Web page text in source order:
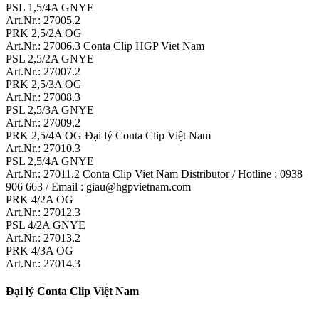
PSL 1,5/4A GNYE
Art.Nr.: 27005.2
PRK 2,5/2A OG
Art.Nr.: 27006.3 Conta Clip HGP Viet Nam
PSL 2,5/2A GNYE
Art.Nr.: 27007.2
PRK 2,5/3A OG
Art.Nr.: 27008.3
PSL 2,5/3A GNYE
Art.Nr.: 27009.2
PRK 2,5/4A OG Đại lý Conta Clip Việt Nam
Art.Nr.: 27010.3
PSL 2,5/4A GNYE
Art.Nr.: 27011.2 Conta Clip Viet Nam Distributor / Hotline : 0938
906 663 / Email : giau@hgpvietnam.com
PRK 4/2A OG
Art.Nr.: 27012.3
PSL 4/2A GNYE
Art.Nr.: 27013.2
PRK 4/3A OG
Art.Nr.: 27014.3
Đại lý Conta Clip Việt Nam